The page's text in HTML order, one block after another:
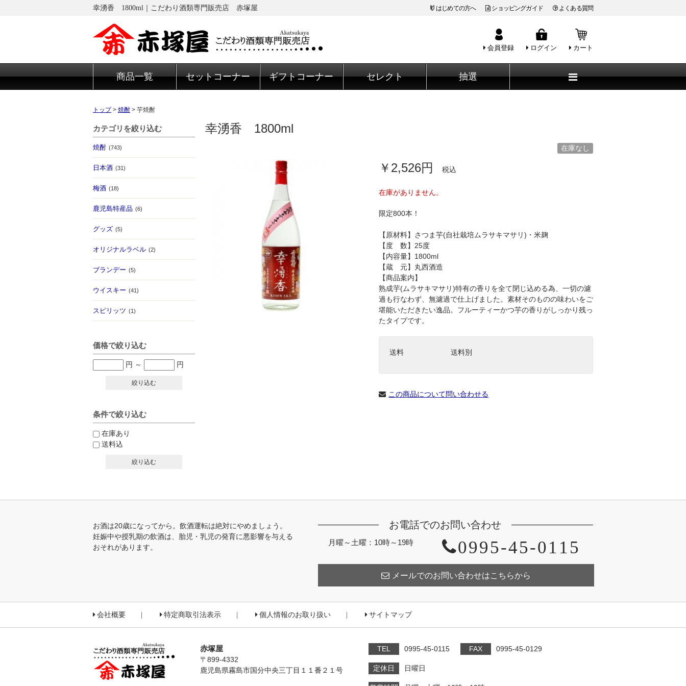
幸湧香 1800ml｜こだわり酒類専門販売店 赤塚屋 はじめての方へ ショッピングガイド よくある質問
会員登録 ログイン カート
商品一覧 セットコーナー ギフトコーナー セレクト 抽選
トップ> 焼酎 > 芋焼酎
カテゴリを絞り込む
焼酎 (743)
日本酒 (31)
梅酒 (18)
鹿児島特産品 (6)
グッズ (5)
オリジナルラベル (2)
ブランデー (5)
ウイスキー (41)
スピリッツ (1)
価格で絞り込む
円 ～ 円
絞り込む
条件で絞り込む
在庫あり
送料込
絞り込む
幸湧香 1800ml
在庫なし
￥2,526円 税込
在庫がありません。
限定800本！
【原材料】さつま芋(自社栽培ムラサキマサリ)・米麹
【度 数】25度
【内容量】1800ml
【蔵 元】丸西酒造
【商品案内】
熟成芋(ムラサキマサリ)特有の香りを全て閉じ込める為、一切の濾
過も行なわず、無濾過で仕上げました。素材そのものの味わいをご
堪能いただきたい逸品。フルーティーかつ芋の香りがしっかり残っ
たタイプです。
送料 送料別
この商品について問い合わせる
お酒は20歳になってから。飲酒運転は絶対にやめましょう。
妊娠中や授乳期の飲酒は、胎児・乳児の発育に悪影響を与える
おそれがあります。
お電話でのお問い合わせ
月曜～土曜：10時～19時 0995-45-0115
メールでのお問い合わせはこちらから
会社概要 特定商取引法表示 個人情報のお取り扱い サイトマップ
赤塚屋
〒899-4332
鹿児島県霧島市国分中央三丁目１１番２１号
TEL 0995-45-0115 FAX 0995-45-0129
定休日 日曜日